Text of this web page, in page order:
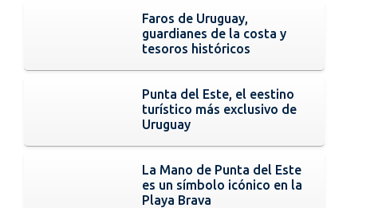
Faros de Uruguay,
guardianes de la costa y
tesoros históricos
Punta del Este, el eestino
turístico más exclusivo de
Uruguay
La Mano de Punta del Este
es un símbolo icónico en la
Playa Brava